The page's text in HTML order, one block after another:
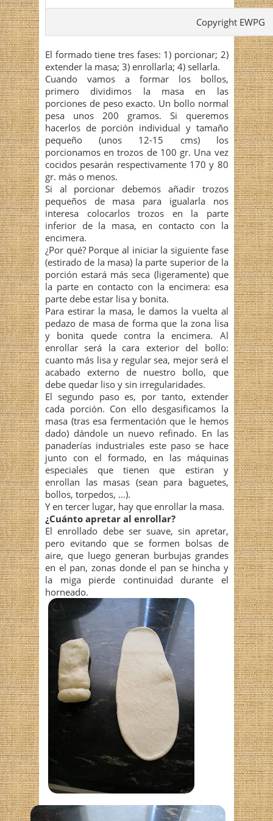
Copyright EWPG
El formado tiene tres fases: 1) porcionar; 2)
extender la masa; 3) enrollarla; 4) sellarla.
Cuando vamos a formar los bollos,
primero dividimos la masa en las
porciones de peso exacto. Un bollo normal
pesa unos 200 gramos. Si queremos
hacerlos de porción individual y tamaño
pequeño (unos 12-15 cms) los
porcionamos en trozos de 100 gr. Una vez
cocidos pesarán respectivamente 170 y 80
gr. más o menos.
Si al porcionar debemos añadir trozos
pequeños de masa para igualarla nos
interesa colocarlos trozos en la parte
inferior de la masa, en contacto con la
encimera.
¿Por qué? Porque al iniciar la siguiente fase
(estirado de la masa) la parte superior de la
porción estará más seca (ligeramente) que
la parte en contacto con la encimera: esa
parte debe estar lisa y bonita.
Para estirar la masa, le damos la vuelta al
pedazo de masa de forma que la zona lisa
y bonita quede contra la encimera. Al
enrollar será la cara exterior del bollo:
cuanto más lisa y regular sea, mejor será el
acabado externo de nuestro bollo, que
debe quedar liso y sin irregularidades.
El segundo paso es, por tanto, extender
cada porción. Con ello desgasificamos la
masa (tras esa fermentación que le hemos
dado) dándole un nuevo refinado. En las
panaderías industriales este paso se hace
junto con el formado, en las máquinas
especiales que tienen que estiran y
enrollan las masas (sean para baguetes,
bollos, torpedos, …).
Y en tercer lugar, hay que enrollar la masa.
¿Cuánto apretar al enrollar?
El enrollado debe ser suave, sin apretar,
pero evitando que se formen bolsas de
aire, que luego generan burbujas grandes
en el pan, zonas donde el pan se hincha y
la miga pierde continuidad durante el
horneado.